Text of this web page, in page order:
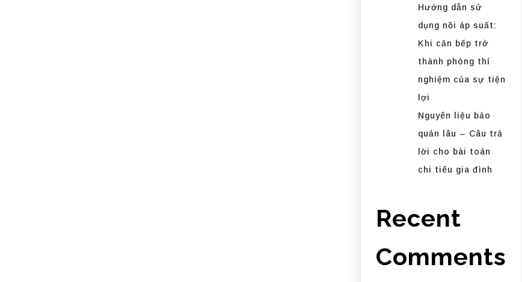
Hướng dẫn sử
dụng nồi áp suất:
Khi căn bếp trở
thành phòng thí
nghiệm của sự tiện
lợi
Nguyên liệu bảo
quản lâu – Câu trả
lời cho bài toán
chi tiêu gia đình
Recent
Comments